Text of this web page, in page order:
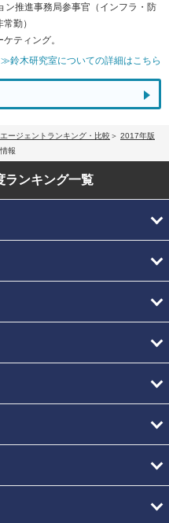
推進事務局参事官（インフラ・防
勤）
ティング。
≫鈴木研究室についての詳細はこちら
ージェントランキング・比較
2017年版
報
ランキング一覧